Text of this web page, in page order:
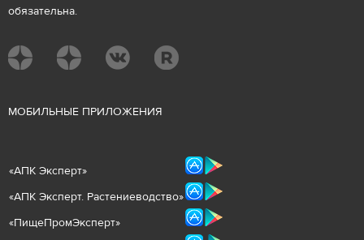
обязательна.
МОБИЛЬНЫЕ ПРИЛОЖЕНИЯ
«АПК Эксперт»
«АПК Эксперт. Растениеводство»
«ПищеПромЭксперт»